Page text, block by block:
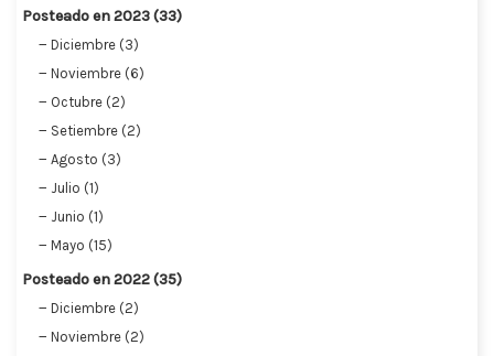
Posteado en 2023 (33)
Diciembre (3)
Noviembre (6)
Octubre (2)
Setiembre (2)
Agosto (3)
Julio (1)
Junio (1)
Mayo (15)
Posteado en 2022 (35)
Diciembre (2)
Noviembre (2)